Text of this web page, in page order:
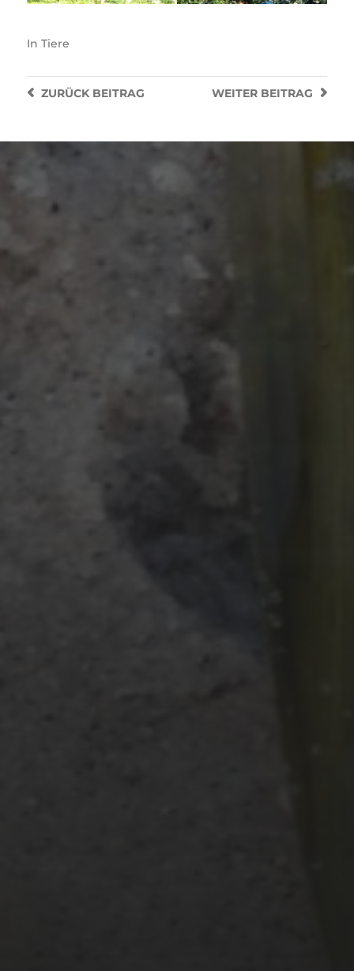
In Tiere
WEITER BEITRAG
ZURÜCKBEITRAG